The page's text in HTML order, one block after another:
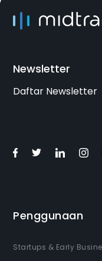
Newsletter
Daftar Newsletter
Penggunaan
Startups & Early